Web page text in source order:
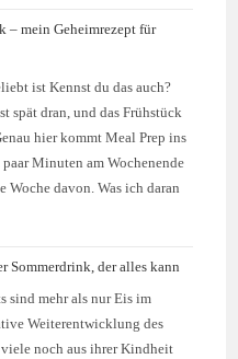
– mein Geheimrezept für
ist Kennst du das auch?
spät dran, und das Frühstück
hier kommt Meal Prep ins
Minuten am Wochenende
davon. Was ich daran
Sommerdrink, der alles kann
sind mehr als nur Eis im
Weiterentwicklung des
viele noch aus ihrer Kindheit